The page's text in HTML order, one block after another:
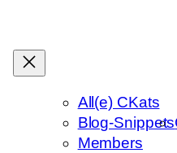
All(e) CKats
Blog-Snippets
Members